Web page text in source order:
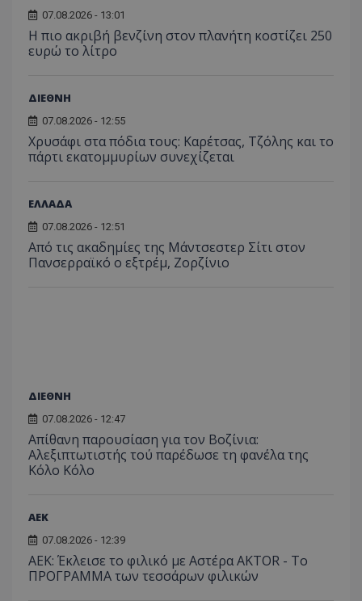
07.08.2026 - 13:01
Η πιο ακριβή βενζίνη στον πλανήτη κοστίζει 250
ευρώ το λίτρο
ΔΙΕΘΝΗ
07.08.2026 - 12:55
Χρυσάφι στα πόδια τους: Καρέτσας, Τζόλης και το
πάρτι εκατομμυρίων συνεχίζεται
ΕΛΛΑΔΑ
07.08.2026 - 12:51
Από τις ακαδημίες της Μάντσεστερ Σίτι στον
Πανσερραϊκό ο εξτρέμ, Ζορζίνιο
ΔΙΕΘΝΗ
07.08.2026 - 12:47
Απίθανη παρουσίαση για τον Βοζίνια:
Αλεξιπτωτιστής τού παρέδωσε τη φανέλα της
Κόλο Κόλο
ΑEK
07.08.2026 - 12:39
ΑΕΚ: Έκλεισε το φιλικό με Αστέρα AKTOR - Το
ΠΡΟΓΡΑΜΜΑ των τεσσάρων φιλικών